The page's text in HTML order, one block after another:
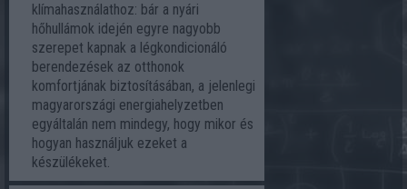
klímahasználathoz: bár a nyári
hőhullámok idején egyre nagyobb
szerepet kapnak a légkondicionáló
berendezések az otthonok
komfortjának biztosításában, a jelenlegi
magyarországi energiahelyzetben
egyáltalán nem mindegy, hogy mikor és
hogyan használjuk ezeket a
készülékeket.